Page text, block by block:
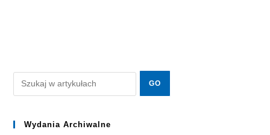
Wydania Archiwalne